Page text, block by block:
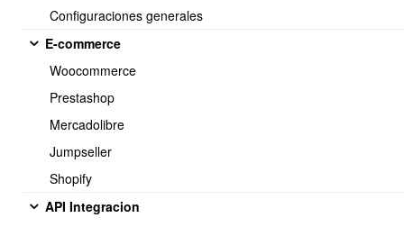
Configuraciones generales
E-commerce
Woocommerce
Prestashop
Mercadolibre
Jumpseller
Shopify
API Integracion
Medidor eléctrico
    "valor":
228.4
    "timestamp":
  },